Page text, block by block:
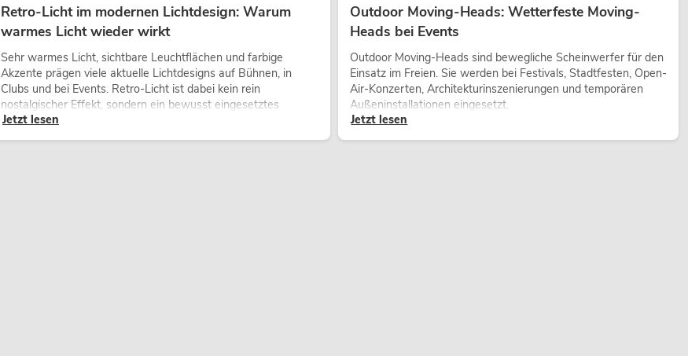
Retro-Licht im modernen Lichtdesign: Warum
warmes Licht wieder wirkt
Sehr warmes Licht, sichtbare Leuchtflächen und farbige
Akzente prägen viele aktuelle Lichtdesigns auf Bühnen, in
Clubs und bei Events. Retro-Licht ist dabei kein rein
nostalgischer Effekt, sondern ein bewusst eingesetztes
Gestaltungsmittel: Es schafft Atmosphäre, gibt Szenen
Charakter und kann technische LED-Setups emotionaler
Jetzt lesen
Outdoor Moving-Heads: Wetterfeste Moving-
Heads bei Events
Outdoor Moving-Heads sind bewegliche Scheinwerfer für den
Einsatz im Freien. Sie werden bei Festivals, Stadtfesten, Open-
Air-Konzerten, Architekturinszenierungen und temporären
Außeninstallationen eingesetzt.
Jetzt lesen